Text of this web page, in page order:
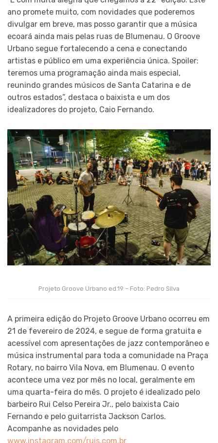
ano promete muito, com novidades que poderemos
divulgar em breve, mas posso garantir que a música
ecoará ainda mais pelas ruas de Blumenau. O Groove
Urbano segue fortalecendo a cena e conectando
artistas e público em uma experiência única. Spoiler:
teremos uma programação ainda mais especial,
reunindo grandes músicos de Santa Catarina e de
outros estados”, destaca o baixista e um dos
idealizadores do projeto, Caio Fernando.
Projeto Groove Urbano ed.19 – Foto: Pedro Silva
A primeira edição do Projeto Groove Urbano ocorreu em
21 de fevereiro de 2024, e segue de forma gratuita e
acessível com apresentações de jazz contemporâneo e
música instrumental para toda a comunidade na Praça
Rotary, no bairro Vila Nova, em Blumenau. O evento
acontece uma vez por mês no local, geralmente em
uma quarta-feira do mês. O projeto é idealizado pelo
barbeiro Rui Celso Pereira Jr., pelo baixista Caio
Fernando e pelo guitarrista Jackson Carlos.
Acompanhe as novidades pelo
www.instagram.com/ruis.com.br